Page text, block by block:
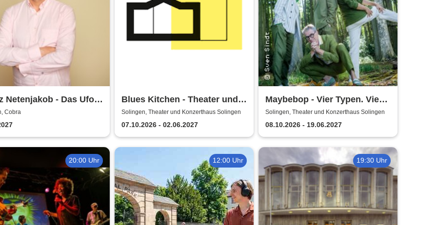
Netenjakob - Das Ufo
Cobra
Blues Kitchen - Theater und
Orchester Heidelberg
Solingen, Theater und Konzerthaus Solingen
07.10.2026 - 02.06.2027
Maybebop - Vier Typen. Vier
Mikrofone. Sonst nichts.
Solingen, Theater und Konzerthaus Solingen
08.10.2026 - 19.06.2027
20:00 Uhr 12:00 Uhr 19:30 Uhr